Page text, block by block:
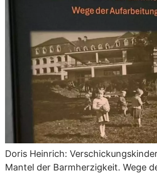
Doris Heinrich:
Mantel der Barmherzigkeit. Wege